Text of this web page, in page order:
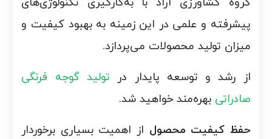
پیشرفته و علمی در این زمینه به بهبود کیفیت و
میزان تولید محصولات می‌پردازد.
از رشد و توسعه پایدار در تولید گوجه فرنگی
صادراتی بهره‌مند خواهید شد.
حفظ کیفیت محصول از اهمیت بسیاری برخوردار